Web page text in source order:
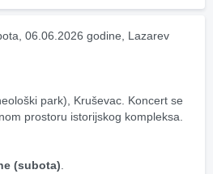
06.06.2026 godine, Lazarev
park), Kruševac. Koncert se
prostoru istorijskog kompleksa.
(subota)